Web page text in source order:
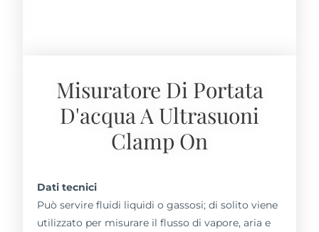
Misuratore Di Portata
D'acqua A Ultrasuoni
Clamp On
Dati tecnici
Può servire fluidi liquidi o gassosi; di solito viene
utilizzato per misurare il flusso di vapore, aria e